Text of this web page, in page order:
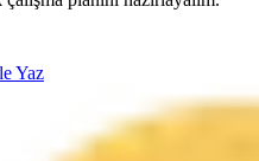
Yaz